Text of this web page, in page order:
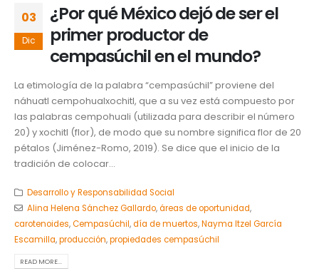
03
Dic
¿Por qué México dejó de ser el
primer productor de
cempasúchil en el mundo?
La etimología de la palabra “cempasúchil” proviene del
náhuatl cempohualxochitl, que a su vez está compuesto por
las palabras cempohuali (utilizada para describir el número
20) y xochitl (flor), de modo que su nombre significa flor de 20
pétalos (Jiménez-Romo, 2019). Se dice que el inicio de la
tradición de colocar...
Desarrollo y Responsabilidad Social
Alina Helena Sánchez Gallardo,áreas de oportunidad,
carotenoides,Cempasúchil,día de muertos,Nayma Itzel García
Escamilla,producción,propiedades cempasúchil
READ MORE...